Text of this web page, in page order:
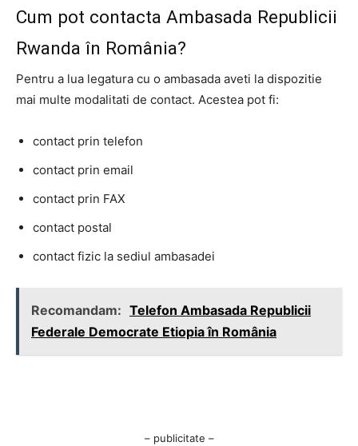
Cum pot contacta Ambasada Republicii
Rwanda în România?
Pentru a lua legatura cu o ambasada aveti la dispozitie
mai multe modalitati de contact. Acestea pot fi:
contact prin telefon
contact prin email
contact prin FAX
contact postal
contact fizic la sediul ambasadei
Recomandam: Telefon Ambasada Republicii
Federale Democrate Etiopia în România
– publicitate –